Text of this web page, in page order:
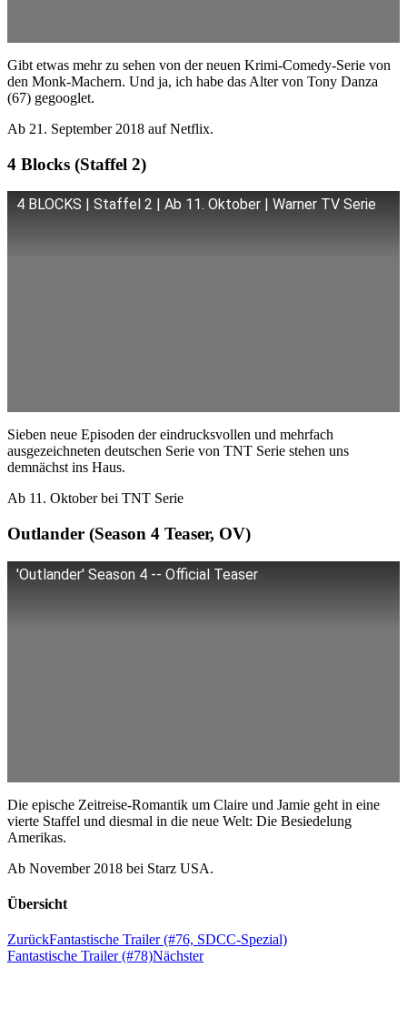
Gibt etwas mehr zu sehen von der neuen Krimi-Comedy-Serie von
den Monk-Machern. Und ja, ich habe das Alter von Tony Danza
(67) gegooglet.
Ab 21. September 2018 auf Netflix.
4 Blocks (Staffel 2)
4 BLOCKS | Staffel 2 | Ab 11. Oktober | Warner TV Serie
Sieben neue Episoden der eindrucksvollen und mehrfach
ausgezeichneten deutschen Serie von TNT Serie stehen uns
demnächst ins Haus.
Ab 11. Oktober bei TNT Serie
Outlander (Season 4 Teaser, OV)
'Outlander' Season 4 -- Official Teaser
Die epische Zeitreise-Romantik um Claire und Jamie geht in eine
vierte Staffel und diesmal in die neue Welt: Die Besiedelung
Amerikas.
Ab November 2018 bei Starz USA.
Übersicht
ZurückFantastische Trailer (#76, SDCC-Spezial)
Fantastische Trailer (#78)Nächster